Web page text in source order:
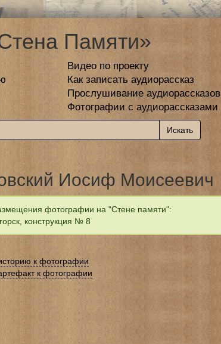
Памяти»
Видео по проекту
Как записать аудиорассказ
Прослушивание аудиорассказов
Фотографии с аудиорассказами
Иосиф Моисеевич
фотографии на "Стене памяти":
конструкция № 8
к фотографии
к фотографии